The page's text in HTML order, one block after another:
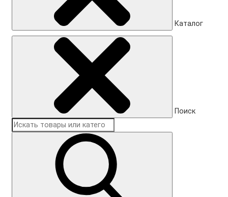
Каталог
Поиск